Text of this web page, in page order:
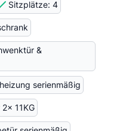
Sitzplätze: 4
&
serienmäßig
11KG